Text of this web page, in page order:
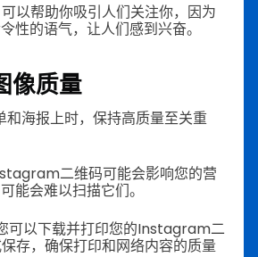
以帮助你吸引人们关注你，因为
性的语气，让人们感到兴奋。
像质量
和海报上时，保持高质量至关重
二维码可能会影响您的营
能会难以扫描它们。
可以下载并打印您的Instagram二
存，确保打印和网络内容的质量